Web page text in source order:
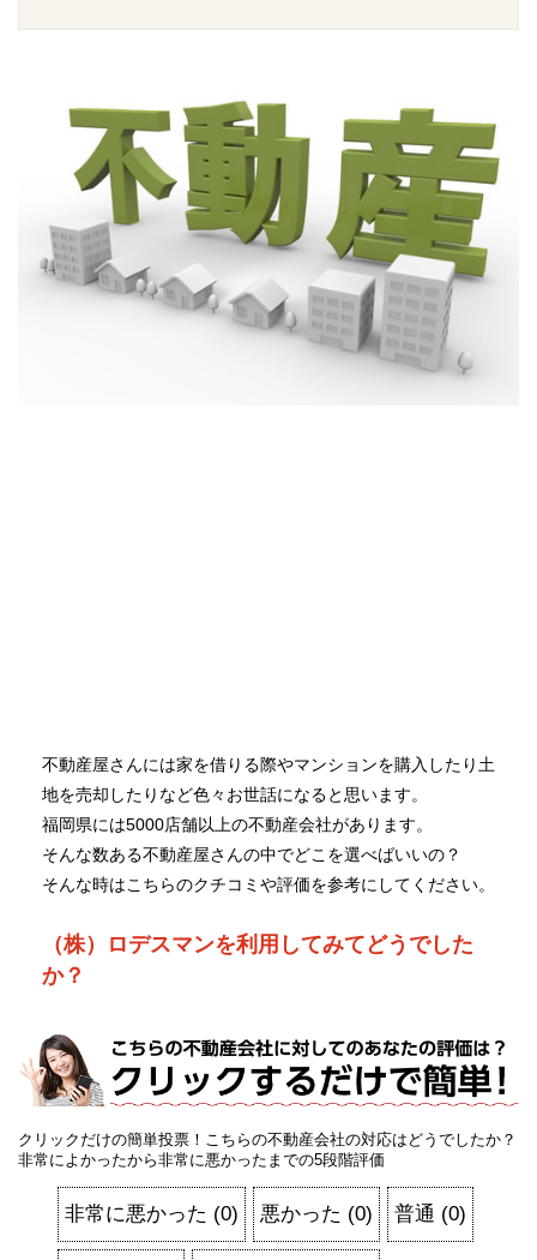
不動産屋さんには家を借りる際やマンションを購入したり土
地を売却したりなど色々お世話になると思います。
福岡県には5000店舗以上の不動産会社があります。
そんな数ある不動産屋さんの中でどこを選べばいいの？
そんな時はこちらのクチコミや評価を参考にしてください。
（株）ロデスマンを利用してみてどうでした
か？
クリックだけの簡単投票！こちらの不動産会社の対応はどうでしたか？
非常によかったから非常に悪かったまでの5段階評価
非常に悪かった (0) 悪かった (0) 普通 (0)